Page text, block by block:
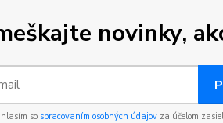
novinky,
so spracovaním osobných údajovza účelom